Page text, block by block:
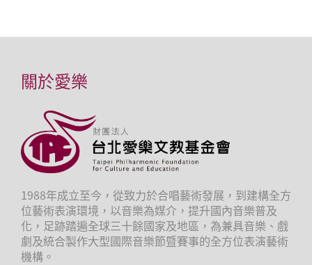
關於愛樂
1988年成立至今，從致力於合唱藝術發展，到建構全方
位藝術表演環境，以音樂為媒介，提升國內音樂普及
化，足跡踏遍全球三十餘國家及地區，為兼具音樂、戲
劇及統合製作大型國際音樂節暨賽事的全方位表演藝術
機構。